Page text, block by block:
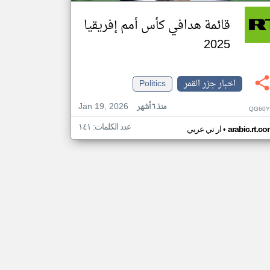
قائمة هدافي كأس أمم إفريقيا
2025
اخبار جزر القمر
Politics
Jan 19, 2026
منذ ٦ أشهر
ار تي عربي• عدد الكلمات: ١٤١